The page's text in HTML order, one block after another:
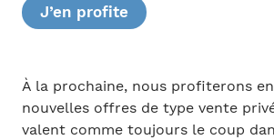
J’en profite
À la prochaine, nous profiterons
nouvelles offres de type vente
valent comme toujours le coup